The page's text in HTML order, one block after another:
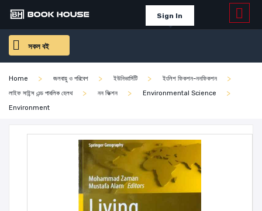
Sign In
সকল বই
Home জলবায়ু ও পরিবেশ ইউনিভার্সিটি
ইংলিশ ফিকশন-ননফিকশন
লাইফ সাইন্স এন্ড পাবলিক হেলথ
নন ফিক্শন
Environmental Science
Environment